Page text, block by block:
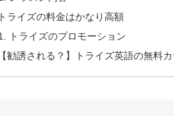
トライズの料金はかなり高額
トライズのプロモーション
【勧誘される？】トライズ英語の無料